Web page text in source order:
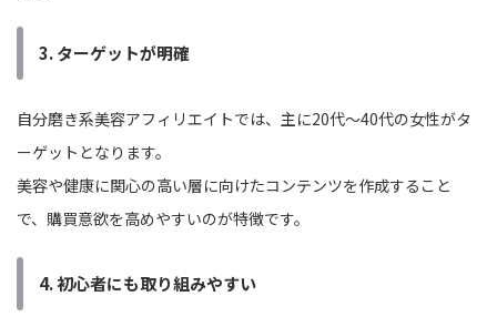
3.ターゲットが明確
自分磨き系美容アフィリエイトでは、主に20代〜40代の女性がタ
ーゲットとなります。
美容や健康に関心の高い層に向けたコンテンツを作成すること
で、購買意欲を高めやすいのが特徴です。
4.初心者にも取り組みやすい